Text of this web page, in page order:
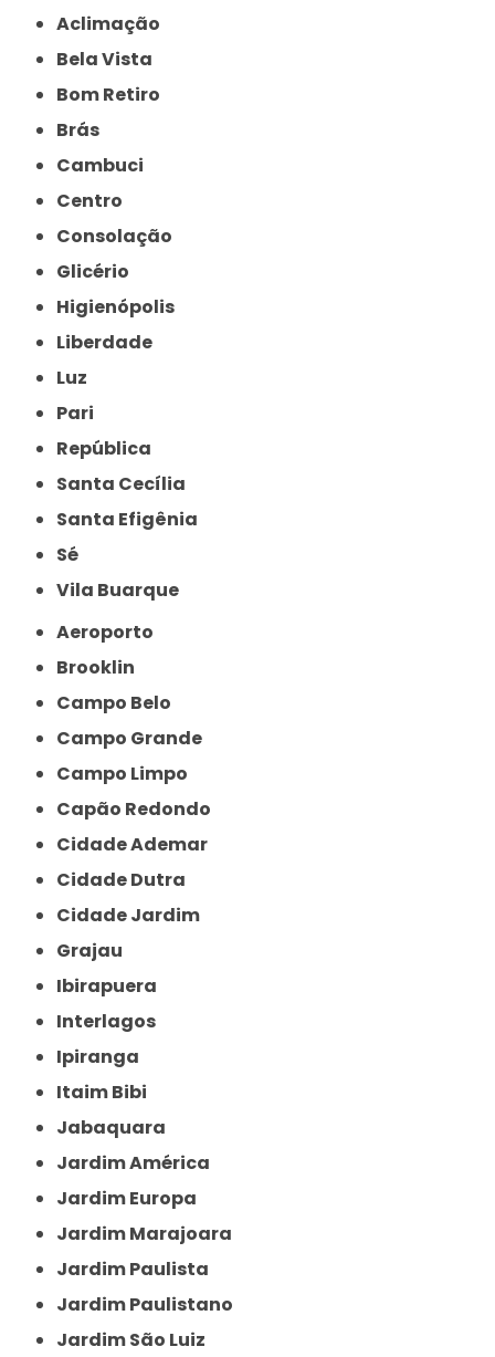
Aclimação
Bela Vista
Bom Retiro
Brás
Cambuci
Centro
Consolação
Glicério
Higienópolis
Liberdade
Luz
Pari
República
Santa Cecília
Santa Efigênia
Sé
Vila Buarque
Aeroporto
Brooklin
Campo Belo
Campo Grande
Campo Limpo
Capão Redondo
Cidade Ademar
Cidade Dutra
Cidade Jardim
Grajau
Ibirapuera
Interlagos
Ipiranga
Itaim Bibi
Jabaquara
Jardim América
Jardim Europa
Jardim Marajoara
Jardim Paulista
Jardim Paulistano
Jardim São Luiz